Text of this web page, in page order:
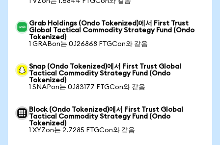
Grab Holdings (Ondo Tokenized)에서 First Trust
Global Tactical Commodity Strategy Fund (Ondo
Tokenized)
1 GRABon는 0.126868 FTGCon와 같음
Snap (Ondo Tokenized)에서 First Trust Global
Tactical Commodity Strategy Fund (Ondo
Tokenized)
1 SNAPon는 0.183177 FTGCon와 같음
Block (Ondo Tokenized)에서 First Trust Global
Tactical Commodity Strategy Fund (Ondo
Tokenized)
1 XYZon는 2.7285 FTGCon와 같음